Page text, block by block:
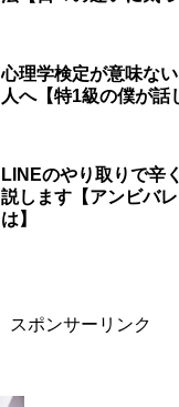
心理学検定が意味な
人へ【特1級の僕が話
LINEのやり取りで辛
説します【アンビバ
は】
スポンサーリンク